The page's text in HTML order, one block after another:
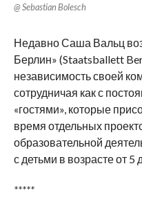
@ Sebastian Bolesch
Недавно Саша Вальц
Берлин» (Staatsballett
независимость своей
сотрудничая как с
«гостями», которые
время отдельных
образовательной
с детьми в возрасте от 5
*****